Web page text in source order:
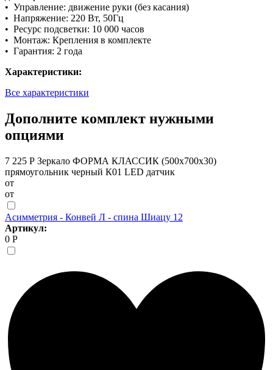
• Управление: движение руки (без касания)
• Напряжение: 220 Вт, 50Гц
• Ресурс подсветки: 10 000 часов
• Монтаж: Крепления в комплекте
• Гарантия: 2 года
Характеристики:
Все характеристики
Дополните комплект нужными
опциями
7 225 Р Зеркало ФОРМА КЛАССИК (500х700х30)
прямоугольник черный К01 LED датчик
от
от
Асимметрия - Конвей Л - спина Шиацу 12
Артикул:
0 Р